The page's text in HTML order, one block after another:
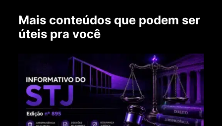
Mais conteúdos que podem ser
úteis pra você